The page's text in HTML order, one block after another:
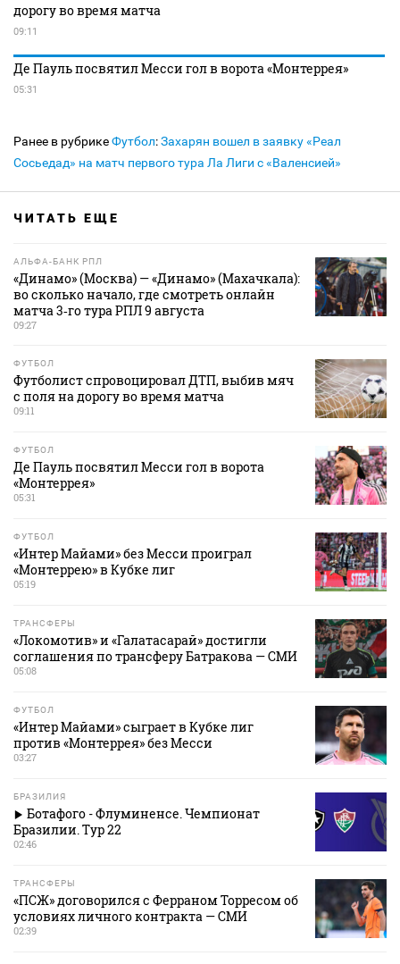
дорогу во время матча
09:11
Де Пауль посвятил Месси гол в ворота «Монтеррея»
05:31
Ранее в рубрикеФутбол:Захарян вошел в заявку «Реал
Сосьедад» на матч первого тура Ла Лиги с «Валенсией»
ЧИТАТЬ ЕЩЕ
АЛЬФА-БАНК РПЛ
«Динамо» (Москва) — «Динамо» (Махачкала):
во сколько начало, где смотреть онлайн
матча 3‑го тура РПЛ 9 августа
09:27
ФУТБОЛ
Футболист спровоцировал ДТП, выбив мяч
с поля на дорогу во время матча
09:11
ФУТБОЛ
Де Пауль посвятил Месси гол в ворота
«Монтеррея»
05:31
ФУТБОЛ
«Интер Майами» без Месси проиграл
«Монтеррею» в Кубке лиг
05:19
ТРАНСФЕРЫ
«Локомотив» и «Галатасарай» достигли
соглашения по трансферу Батракова — СМИ
05:08
ФУТБОЛ
«Интер Майами» сыграет в Кубке лиг
против «Монтеррея» без Месси
03:27
БРАЗИЛИЯ
Ботафого - Флуминенсе. Чемпионат
Бразилии. Тур 22
02:46
ТРАНСФЕРЫ
«ПСЖ» договорился с Ферраном Торресом об
условиях личного контракта — СМИ
02:39